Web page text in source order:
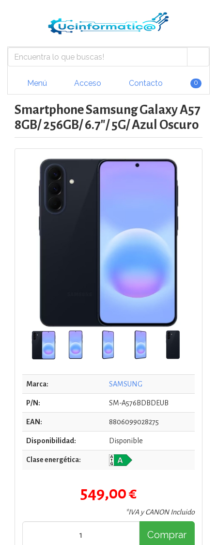
Menú Acceso Contacto 0
Smartphone Samsung Galaxy A57
8GB/ 256GB/ 6.7"/ 5G/ Azul Oscuro
Marca: SAMSUNG
P/N: SM-A576BDBDEUB
EAN: 8806099028275
Disponibilidad: Disponible
Clase energética:
549,00 €
*IVA y CANON Incluido
Comprar